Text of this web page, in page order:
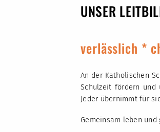
UNSER
verlässlich *
An der Katholischen
Schulzeit fördern und
Jeder übernimmt für
Gemeinsam leben